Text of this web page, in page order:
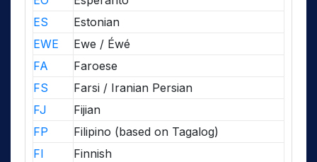
ES
Estonian
EWE
Ewe / Éwé
FA
Faroese
FS
Farsi / Iranian Persian
FJ
Fijian
FP
Filipino (based on Tagalog)
FI
Finnish